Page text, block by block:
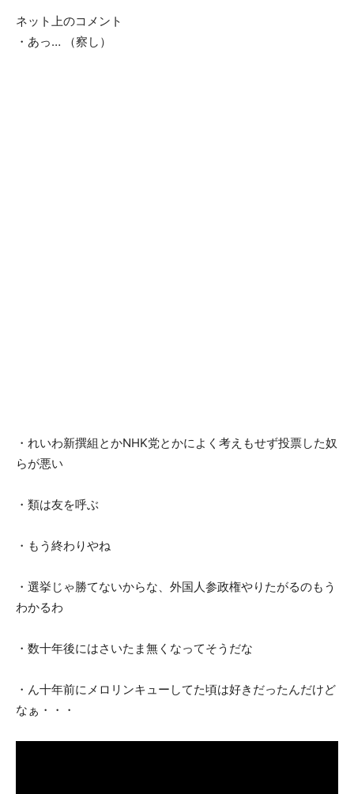
ネット上のコメント
・あっ… （察し）
・れいわ新撰組とかNHK党とかによく考えもせず投票した奴
らが悪い
・類は友を呼ぶ
・もう終わりやね
・選挙じゃ勝てないからな、外国人参政権やりたがるのもう
わかるわ
・数十年後にはさいたま無くなってそうだな
・ん十年前にメロリンキューしてた頃は好きだったんだけど
なぁ・・・